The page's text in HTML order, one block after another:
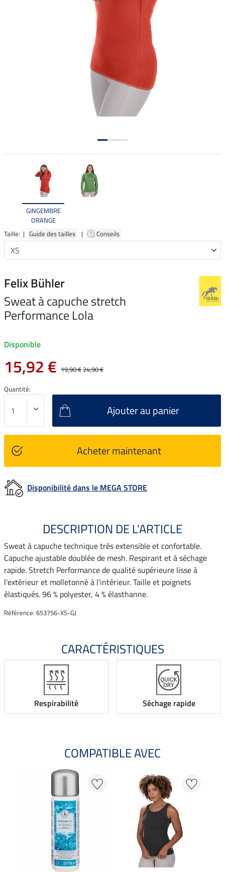
GINGEMBRE
ORANGE
Taille: | Guide des tailles | Conseils
Felix Bühler
Sweat à capuche stretch
Performance Lola
Disponible
15,92 € 19,90 €24,90 €
Quantité:
Ajouter au panier
Acheter maintenant
Disponibilité dans le MEGA STORE
DESCRIPTION DE L'ARTICLE
Sweat à capuche technique très extensible et confortable.
Capuche ajustable doublée de mesh. Respirant et à séchage
rapide. Stretch Performance de qualité supérieure lisse à
l'extérieur et molletonné à l'intérieur. Taille et poignets
élastiqués. 96 % polyester, 4 % élasthanne.
Référence: 653756-XS-GJ
CARACTÉRISTIQUES
Respirabilité Séchage rapide
COMPATIBLE AVEC